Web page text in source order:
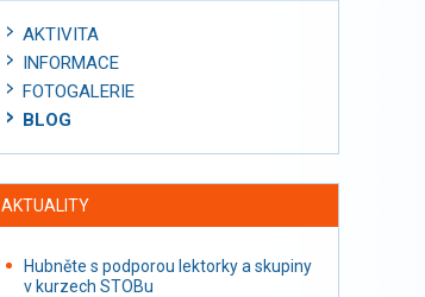
AKTIVITA
INFORMACE
FOTOGALERIE
BLOG
AKTUALITY
Hubněte s podporou lektorky a skupiny
v kurzech STOBu